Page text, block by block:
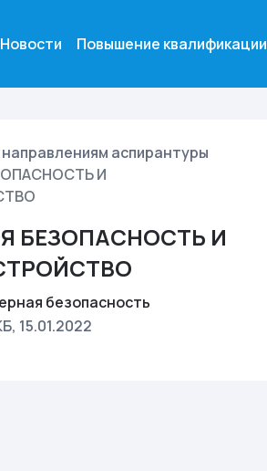
Новости Повышение квалификации
аспирантуры
И
БЕЗОПАСНОСТЬ И
безопасность
, 15.01.2022